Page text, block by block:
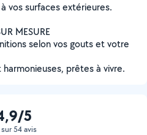
vos surfaces extérieures.
MESURE
selon vos gouts et votre
prêtes à vivre.
5
sur 54 avis